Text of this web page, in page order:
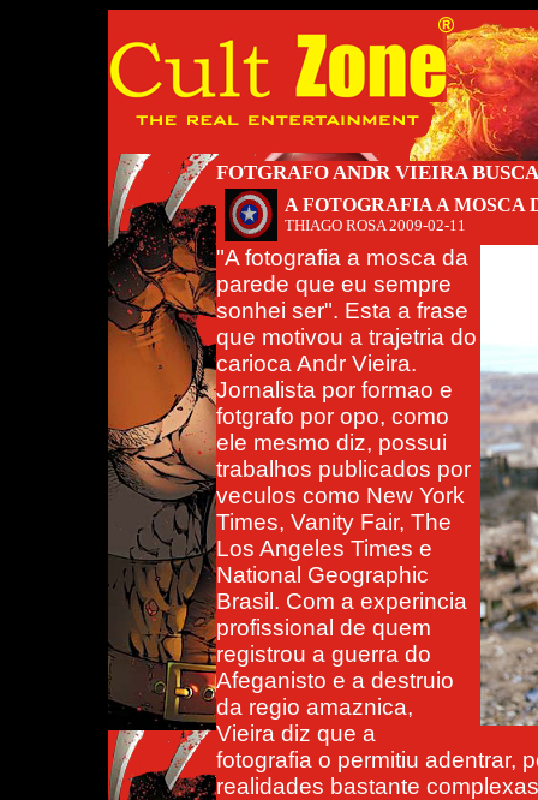
FOTGRAFO ANDR VIEIRA
A FOTOGRAFIA A MOSCA
THIAGO ROSA2009-02-11
"A fotografia a mosca da
parede que eu sempre
sonhei ser". Esta a frase
que motivou a trajetria do
carioca Andr Vieira.
Jornalista por formao e
fotgrafo por opo, como
ele mesmo diz, possui
trabalhos publicados por
veculos como New York
Times, Vanity Fair, The
Los Angeles Times e
National Geographic
Brasil. Com a experincia
profissional de quem
registrou a guerra do
Afeganisto e a destruio
da regio amaznica,
Vieira diz que a
fotografia o permitiu adentrar,
realidades bastante